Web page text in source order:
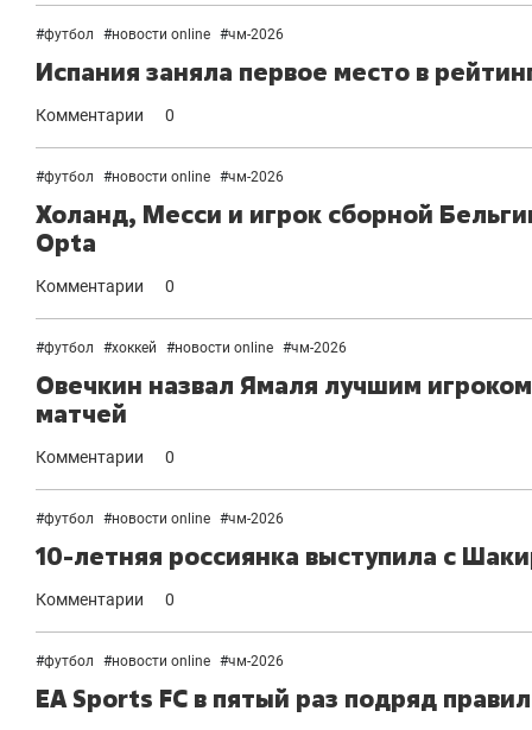
#футбол #новости online #чм-2026
Испания заняла первое место в
Комментарии 0
#футбол #новости online #чм-2026
Холанд, Месси и игрок сборной
Opta
Комментарии 0
#футбол #хоккей #новости online #чм-2026
Овечкин назвал Ямаля лучшим
матчей
Комментарии 0
#футбол #новости online #чм-2026
10-летняя россиянка выступила с
Комментарии 0
#футбол #новости online #чм-2026
EA Sports FC в пятый раз подряд